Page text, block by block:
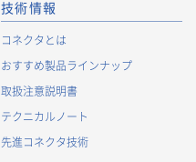
技術情報
コネクタとは
おすすめ製品ラインナップ
取扱注意説明書
テクニカルノート
先進コネクタ技術